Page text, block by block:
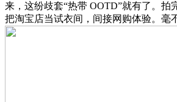
来，这纷歧套“热带 OOTD”就有了。拍
把淘宝店当试衣间，间接网购体验。